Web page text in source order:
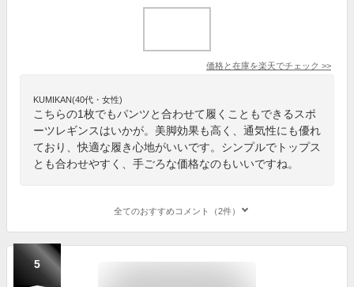
価格と在庫を楽天でチェック >>
KUMIKAN(40代・女性)
こちらの1枚でもパンツと合わせて履くこともできるスポ
ーツレギンスはいかが。美脚効果も高く、通気性にも優れ
ており、快適な履き心地がいいです。シンプルでトップス
とも合わせやすく、手ごろな価格なのもいいですね。
全てのおすすめコメント（2件）
5